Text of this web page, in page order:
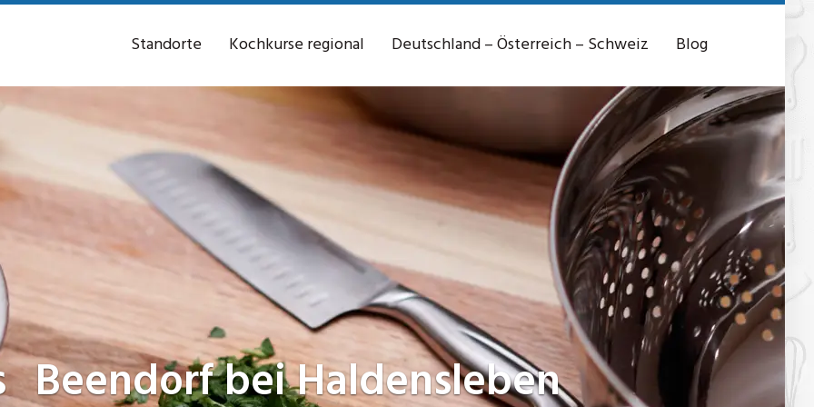
Standorte Kochkurse regional Deutschland – Österreich – Schweiz Blog
Beendorf bei Haldensleben